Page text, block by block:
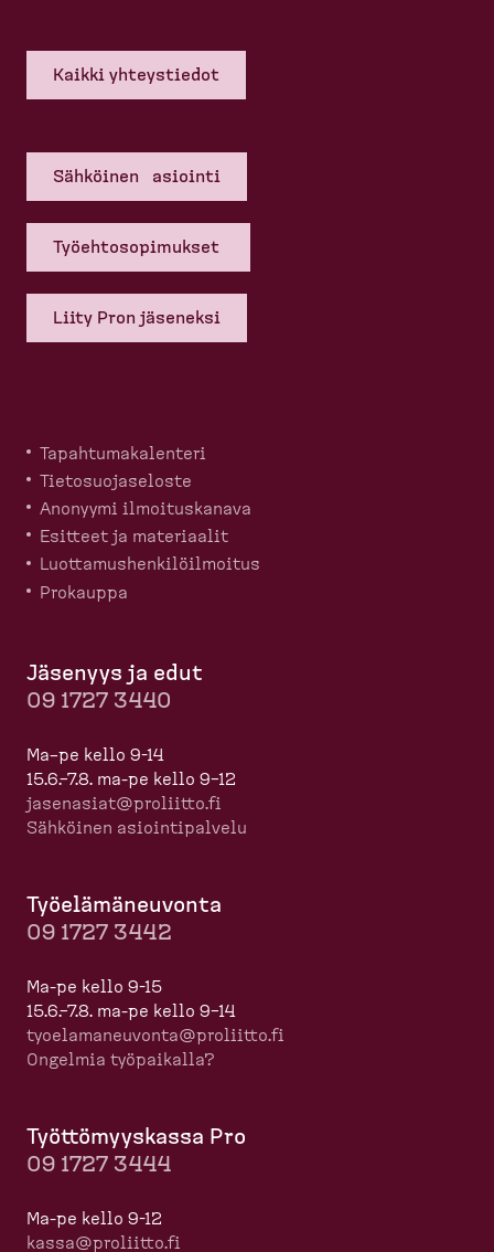
Kaikki yhteys­tiedot
Sähköinen asiointi
Työehto­so­pi­mukset
Liity Pron jäseneksi
Tapahtu­ma­ka­lenteri
Tietosuo­ja­seloste
Anonyymi ilmoitus­kanava
Esitteet ja materiaalit
Luotta­mus­hen­ki­löil­moitus
Prokauppa
Jäsenyys ja edut
09 1727 3440
Ma–pe kello 9-14
15.6.–7.8. ma-pe kello 9–12
jasenasiat@proliitto.fi
Sähköinen asioin­ti­palvelu
Työelä­mä­neuvonta
09 1727 3442
Ma-pe kello 9-15
15.6.–7.8. ma-pe kello 9–14
tyoela­ma­neuvonta@proliitto.fi
Ongelmia työpaikalla?
Työttö­myyskassa Pro
09 1727 3444
Ma-pe kello 9-12
kassa@proliitto.fi